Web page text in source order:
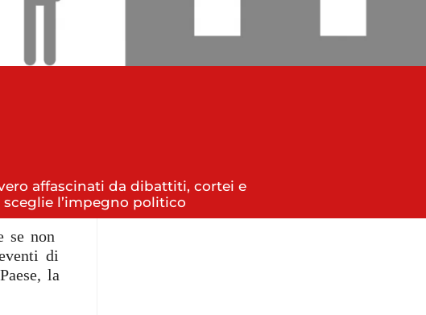
affascinati da dibattiti, cortei e
l’impegno politico
se non
di
la